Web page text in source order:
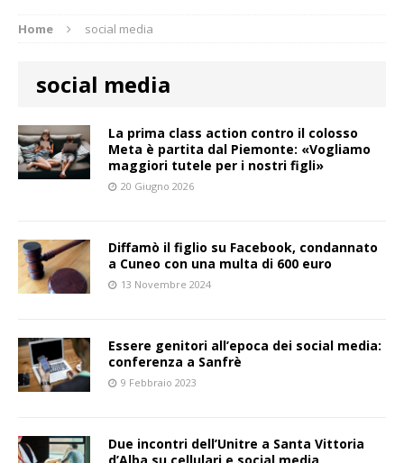
Home social media
social media
La prima class action contro il colosso
Meta è partita dal Piemonte: «Vogliamo
maggiori tutele per i nostri figli»
20 Giugno 2026
Diffamò il figlio su Facebook, condannato
a Cuneo con una multa di 600 euro
13 Novembre 2024
Essere genitori all’epoca dei social media:
conferenza a Sanfrè
9 Febbraio 2023
Due incontri dell’Unitre a Santa Vittoria